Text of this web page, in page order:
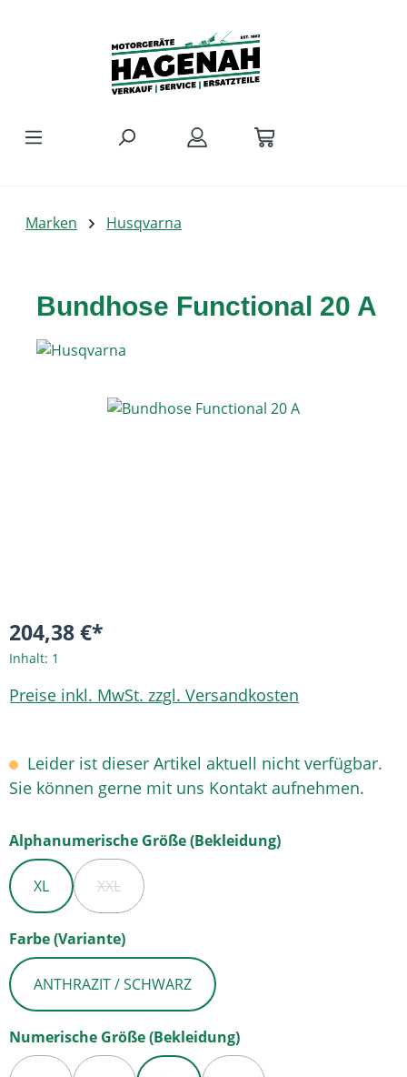
Marken Husqvarna
Bundhose Functional 20 A
Bildergalerie überspringen
204,38 €*
Inhalt: 1
Preise inkl. MwSt. zzgl. Versandkosten
Leider ist dieser Artikel aktuell nicht verfügbar.
Sie können gerne mit uns Kontakt aufnehmen.
Alphanumerische Größe (Bekleidung)auswählen
XL XXL(DIESE OPTION IST ZURZEIT NICHT VERFÜGBAR.)
Farbe (Variante)auswählen
ANTHRAZIT / SCHWARZ
Numerische Größe (Bekleidung)auswählen